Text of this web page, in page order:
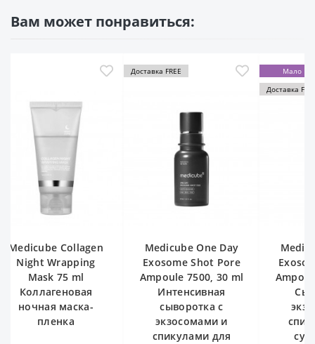
Вам может понравиться:
Medicube One Day
Exosome Shot Pore
Ampoule 7500, 30 ml
Интенсивная
сыворотка с
экзосомами и
Мало
Medicube One Day
Exosome Shot Pore
Ampoule 2000, 30 ml
Сыворотка с
экзосомами и
спикулами для
сужения пор
-24%
Мало
50